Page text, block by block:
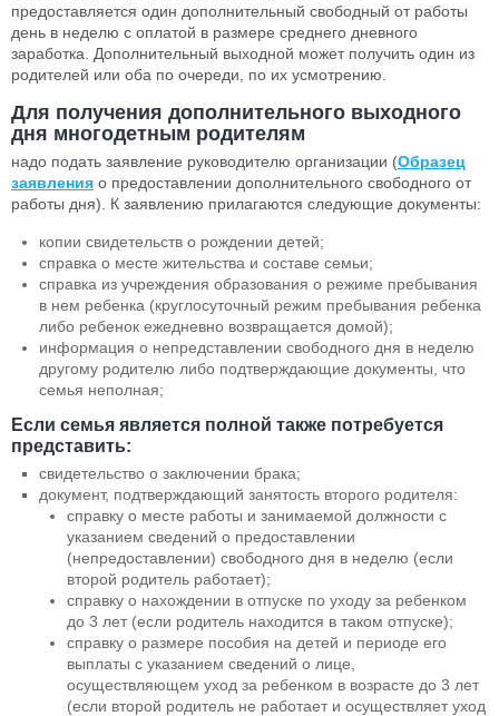
предоставляется один дополнительный свободный от работы
день в неделю с оплатой в размере среднего дневного
заработка. Дополнительный выходной может получить один из
родителей или оба по очереди, по их усмотрению.
Для получения дополнительного выходного
дня многодетным родителям
надо подать заявление руководителю организации (Образец
заявления о предоставлении дополнительного свободного от
работы дня). К заявлению прилагаются следующие документы:
копии свидетельств о рождении детей;
справка о месте жительства и составе семьи;
справка из учреждения образования о режиме пребывания
в нем ребенка (круглосуточный режим пребывания ребенка
либо ребенок ежедневно возвращается домой);
информация о непредставлении свободного дня в неделю
другому родителю либо подтверждающие документы, что
семья неполная;
Если семья является полной также потребуется
представить:
свидетельство о заключении брака;
документ, подтверждающий занятость второго родителя:
справку о месте работы и занимаемой должности с
указанием сведений о предоставлении
(непредоставлении) свободного дня в неделю (если
второй родитель работает);
справку о нахождении в отпуске по уходу за ребенком
до 3 лет (если родитель находится в таком отпуске);
справку о размере пособия на детей и периоде его
выплаты с указанием сведений о лице,
осуществляющем уход за ребенком в возрасте до 3 лет
(если второй родитель не работает и осуществляет уход